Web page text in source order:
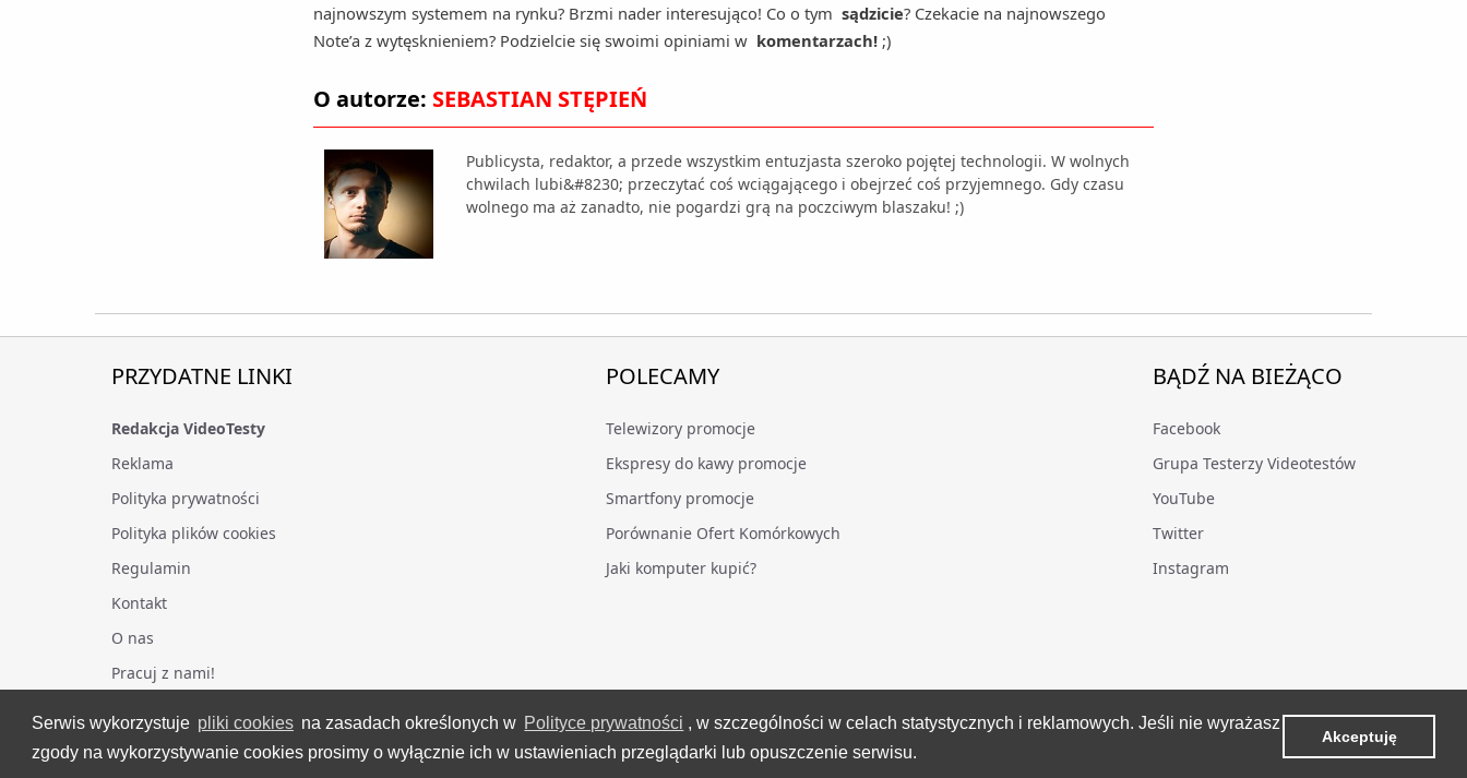
Serwis wykorzystuje pliki cookies na zasadach określonych w Polityce prywatności , w szczególności w celach statystycznych i reklamowych. Jeśli nie wyrażasz
zgody na wykorzystywanie cookies prosimy o wyłącznie ich w ustawieniach przeglądarki lub opuszczenie serwisu.
Akceptuję
najnowszym systemem na rynku? Brzmi nader interesująco! Co o tym sądzicie? Czekacie na najnowszego
Note’a z wytęsknieniem? Podzielcie się swoimi opiniami w komentarzach! ;)
O autorze: SEBASTIAN STĘPIEŃ
Publicysta, redaktor, a przede wszystkim entuzjasta szeroko pojętej technologii. W wolnych
chwilach lubi&#8230; przeczytać coś wciągającego i obejrzeć coś przyjemnego. Gdy czasu
wolnego ma aż zanadto, nie pogardzi grą na poczciwym blaszaku! ;)
PRZYDATNE LINKI
Redakcja VideoTesty
Reklama
Polityka prywatności
Polityka plików cookies
Regulamin
Kontakt
O nas
Pracuj z nami!
POLECAMY
Telewizory promocje
Ekspresy do kawy promocje
Smartfony promocje
Porównanie Ofert Komórkowych
Jaki komputer kupić?
BĄDŹ NA BIEŻĄCO
Facebook
Grupa Testerzy Videotestów
YouTube
Twitter
Instagram
VideoTesty.pl Wszelkie prawa zastrzeżone
Wygenerowano 08 sierpnia 2026 roku